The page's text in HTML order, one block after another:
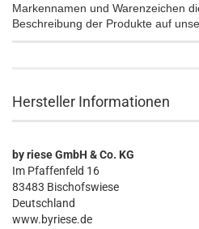
Markennamen und Warenzeichen
Beschreibung der Produkte auf
Hersteller Informationen
by riese GmbH & Co. KG
Im Pfaffenfeld 16
83483 Bischofswiese
Deutschland
www.byriese.de